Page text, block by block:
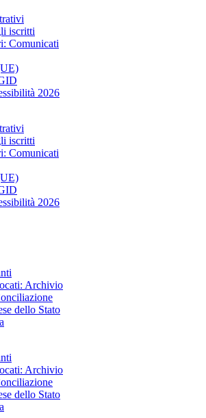
iscritti
Comunicati
2026
iscritti
Comunicati
2026
Archivio
dello Stato
Archivio
dello Stato